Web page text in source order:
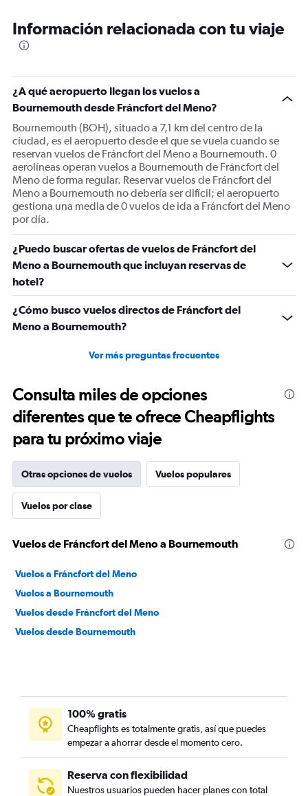
Información relacionada con tu viaje
¿A qué aeropuerto llegan los vuelos a
Bournemouth desde Fráncfort del Meno?
Bournemouth (BOH), situado a 7,1 km del centro de la
ciudad, es el aeropuerto desde el que se vuela cuando se
reservan vuelos de Fráncfort del Meno a Bournemouth. 0
aerolíneas operan vuelos a Bournemouth de Fráncfort del
Meno de forma regular. Reservar vuelos de Fráncfort del
Meno a Bournemouth no debería ser difícil; el aeropuerto
gestiona una media de 0 vuelos de ida a Fráncfort del Meno
por día.
¿Puedo buscar ofertas de vuelos de Fráncfort del
Meno a Bournemouth que incluyan reservas de
hotel?
¿Cómo busco vuelos directos de Fráncfort del
Meno a Bournemouth?
Ver más preguntas frecuentes
Consulta miles de opciones
diferentes que te ofrece Cheapflights
para tu próximo viaje
Otras opciones de vuelos Vuelos populares
Vuelos por clase
Vuelos de Fráncfort del Meno a Bournemouth
Vuelos a Fráncfort del Meno
Vuelos a Bournemouth
Vuelos desde Fráncfort del Meno
Vuelos desde Bournemouth
100% gratis
Cheapflights es totalmente gratis, así que puedes
empezar a ahorrar desde el momento cero.
Reserva con flexibilidad
Nuestros usuarios pueden hacer planes con total